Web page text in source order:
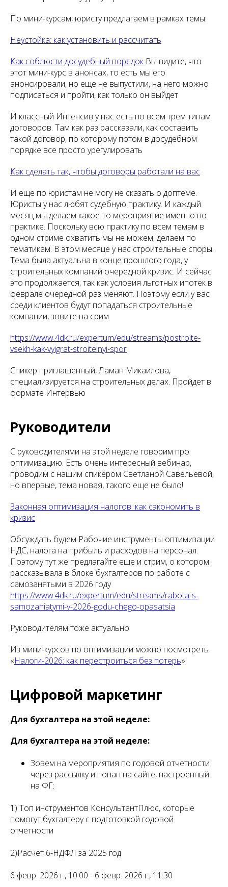
По мини-курсам, юристу предлагаем в рамках темы:
Неустойка: как установить и рассчитать
Как соблюсти досудебный порядок Вы видите, что
этот мини-курс в анонсах, то есть мы его
анонсировали, но еще не выпустили, на него можно
подписаться и пройти, как только он выйдет
И классный Интенсив у нас есть по всем трем типам
договоров. Там как раз рассказали, как составить
такой договор, по которому потом в досудебном
порядке все просто урегулировать
Как сделать так, чтобы договоры работали на вас
И еще по юристам не могу не сказать о доптеме.
Юристы у нас любят судебную практику. И каждый
месяц мы делаем какое-то мероприятие именно по
практике. Поскольку всю практику по всем темам в
одном стриме охватить мы не можем, делаем по
тематикам. В этом месяце у нас строительные споры.
Тема была актуальна в конце прошлого года, у
строительных компаний очередной кризис. И сейчас
это продолжается, так как условия льготных ипотек в
феврале очередной раз меняют. Поэтому если у вас
среди клиентов будут попадаться строительные
компании, зовите на срим
https://www.4dk.ru/expertum/edu/streams/postroite-
vsekh-kak-vyigrat-stroitelnyi-spor
Спикер приглашенный, Ламан Микаилова,
специализируется на строительных делах. Пройдет в
формате Интервью
Руководители
С руководителями на этой неделе говорим про
оптимизацию. Есть очень интересный вебинар,
проводим с нашим спикером Светланой Савельевой,
но впервые, тема новая, такого еще не было!
Законная оптимизация налогов: как сэкономить в
кризис
Обсуждать будем Рабочие инструменты оптимизации
НДС, налога на прибыль и расходов на персонал.
Поэтому тут же предлагайте еще и стрим, о котором
рассказывала в блоке бухгалтеров по работе с
самозанятыми в 2026 году
https://www.4dk.ru/expertum/edu/streams/rabota-s-
samozaniatymi-v-2026-godu-chego-opasatsia
Руководителям тоже актуально
Из мини-курсов по оптимизации можно посмотреть
«Налоги-2026: как перестроиться без потерь»
Цифровой маркетинг
Для бухгалтера на этой неделе:
Для бухгалтера на этой неделе:
Зовем на мероприятия по годовой отчетности
через рассылку и попап на сайте, настроенный
на ФГ:
1) Топ инструментов КонсультантПлюс, которые
помогут бухгалтеру с подготовкой годовой
отчетности
2)Расчет 6-НДФЛ за 2025 год
6 февр. 2026 г., 10:00 - 6 февр. 2026 г., 11:30